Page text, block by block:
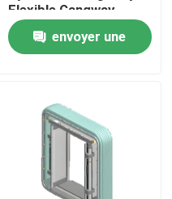
Flexible Gangway
envoyer une